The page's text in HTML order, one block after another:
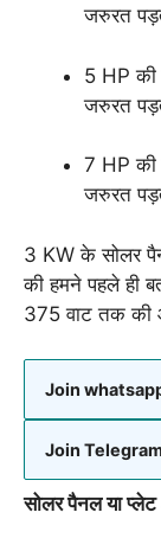
जरुरत
5 HP की
जरुरत
7 HP की
जरुरत
3 KW के सोलर
की हमने पहले ही
375 वाट तक की
Join
Join
सोलर पैनल या प्लेट